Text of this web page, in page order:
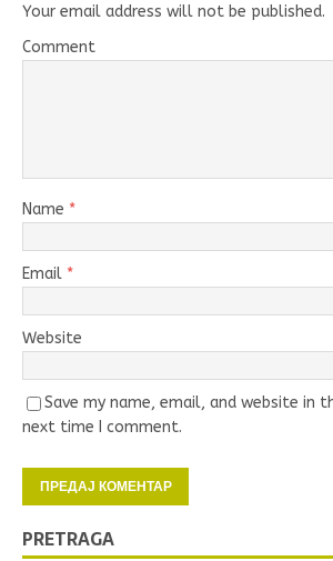
Your email address will not be published.
Comment
Name *
Email *
Website
Save my name, email, and website in
next time I comment.
PRETRAGA